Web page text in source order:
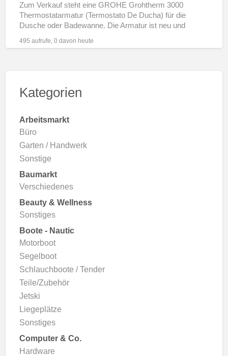
Zum Verkauf steht eine GROHE Grohtherm 3000
Thermostatarmatur (Termostato De Ducha) für die
Dusche oder Badewanne. Die Armatur ist neu und
495 aufrufe, 0 davon heute
Kategorien
Arbeitsmarkt
Büro
Garten / Handwerk
Sonstige
Baumarkt
Verschiedenes
Beauty & Wellness
Sonstiges
Boote - Nautic
Motorboot
Segelboot
Schlauchboote / Tender
Teile/Zubehör
Jetski
Liegeplätze
Sonstiges
Computer & Co.
Hardware